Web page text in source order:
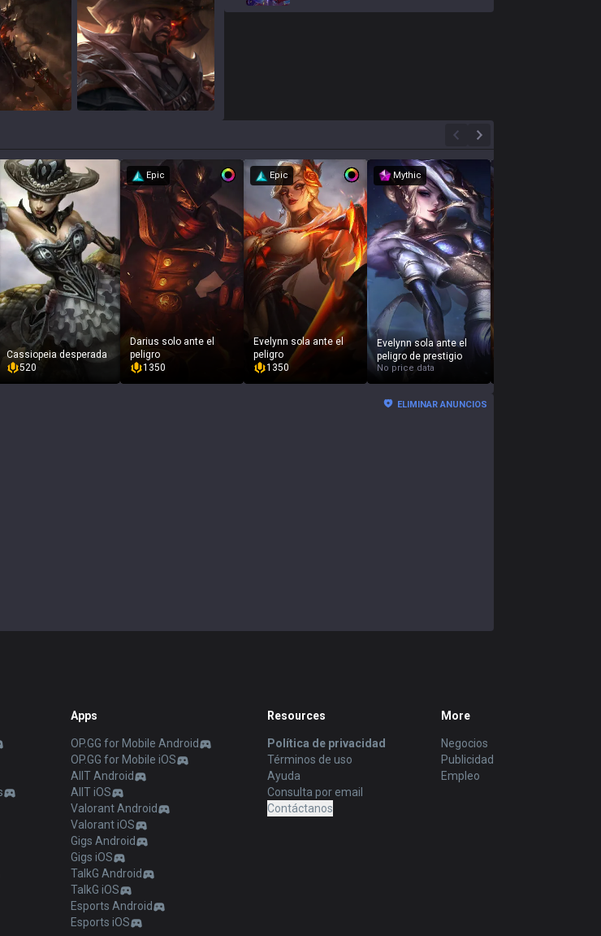
Cassiopeia desperada
520
Epic
Darius solo ante el
peligro
1350
Epic
Evelynn sola ante el
peligro
1350
Mythic
Evelynn sola ante el
peligro de prestigio
No price data
ELIMINAR ANUNCIOS
Apps
OP.GG for Mobile Android
OP.GG for Mobile iOS
AllT Android
AllT iOS
Valorant Android
Valorant iOS
Gigs Android
Gigs iOS
TalkG Android
TalkG iOS
Esports Android
Esports iOS
Resources
Política de privacidad
Términos de uso
Ayuda
Consulta por email
Contáctanos
More
Negocios
Publicidad
Empleo